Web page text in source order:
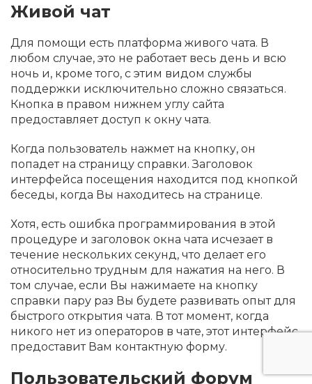
Живой чат
Для помощи есть платформа живого чата. В
любом случае, это не работает весь день и всю
ночь и, кроме того, с этим видом службы
поддержки исключительно сложно связаться.
Кнопка в правом нижнем углу сайта
предоставляет доступ к окну чата.
Когда пользователь нажмет на кнопку, он
попадет на страницу справки. Заголовок
интерфейса посещения находится под кнопкой
беседы, когда Вы находитесь на странице.
Хотя, есть ошибка программирования в этой
процедуре и заголовок окна чата исчезает в
течение нескольких секунд, что делает его
относительно трудным для нажатия на него. В
том случае, если Вы нажимаете на кнопку
справки пару раз Вы будете развивать опыт для
быстрого открытия чата. В тот момент, когда
никого нет из операторов в чате, этот интерфейс
предоставит Вам контактную форму.
Пользовательский форум